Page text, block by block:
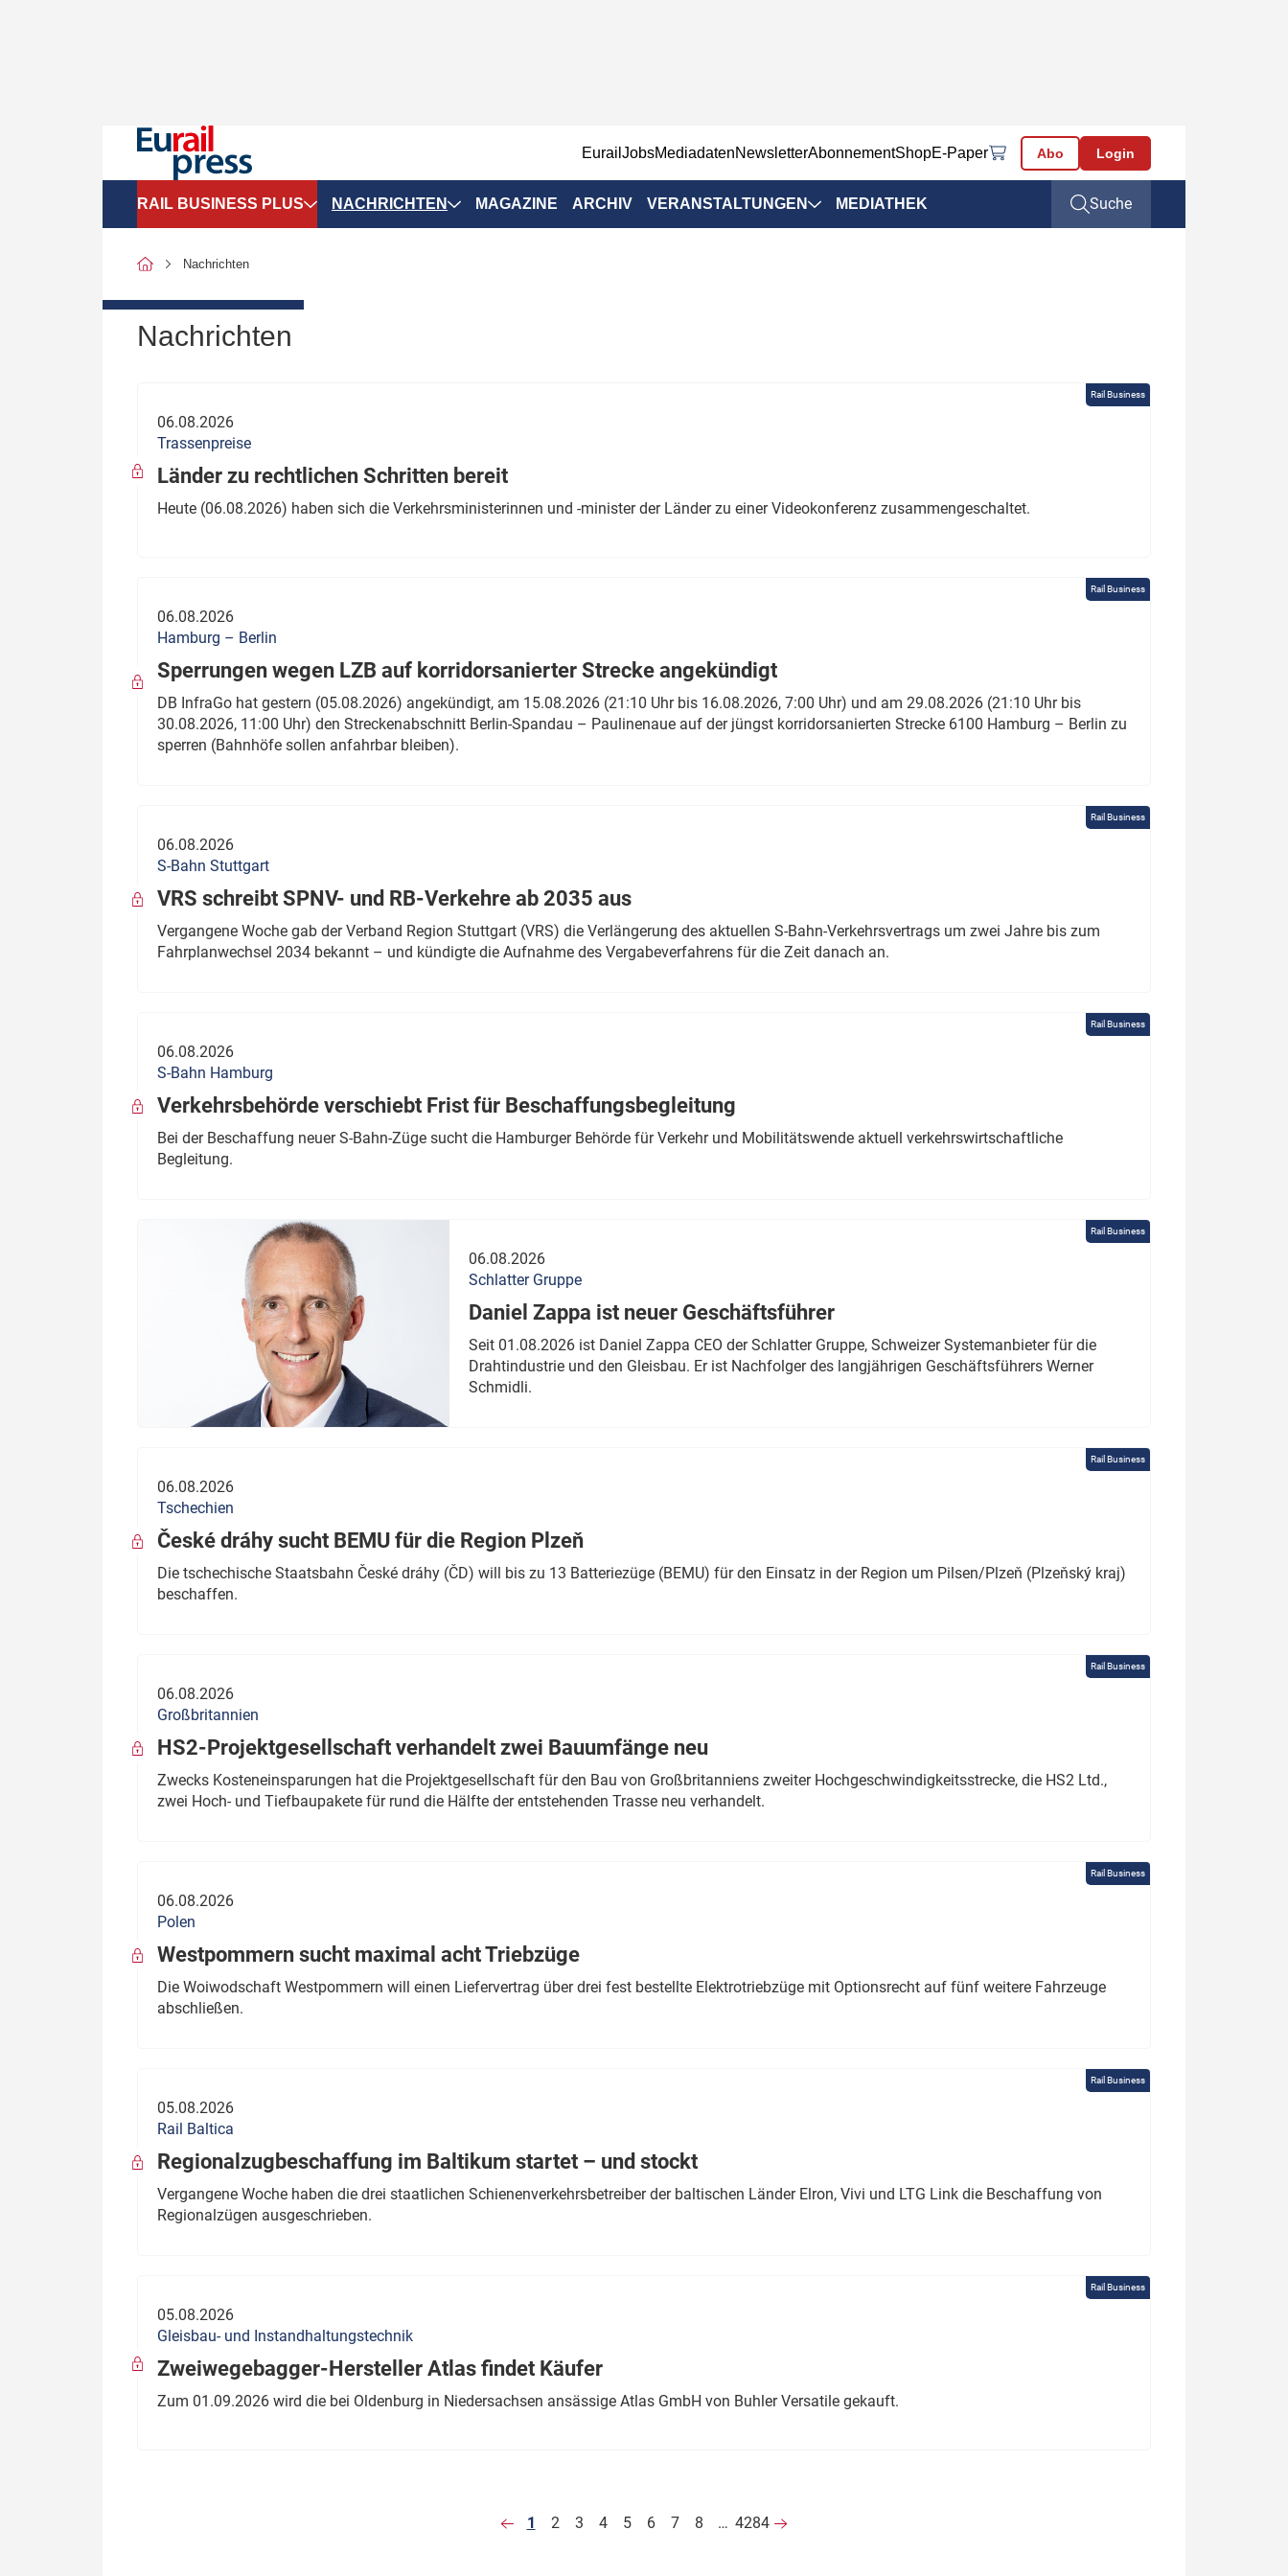
EurailJobsMediadatenNewsletterAbonnementShopE-Paper Abo Login
RAIL BUSINESS PLUS
SPNV-Marktdaten
Politik
wen?
Thema des Monats
Dossier: Generalsanierung
Dossier: ETCS
Dossier:
NACHRICHTEN MAGAZINE ARCHIV VERANSTALTUNGEN MEDIATHEK Suche
Nachrichten
Nachrichten
Rail Business
06.08.2026
Trassenpreise
Länder zu rechtlichen Schritten bereit
Heute (06.08.2026) haben sich die Verkehrsministerinnen und -minister der Länder zu einer Videokonferenz zusammengeschaltet.
Rail Business
06.08.2026
Hamburg – Berlin
Sperrungen wegen LZB auf korridorsanierter Strecke angekündigt
DB InfraGo hat gestern (05.08.2026) angekündigt, am 15.08.2026 (21:10 Uhr bis 16.08.2026, 7:00 Uhr) und am 29.08.2026 (21:10 Uhr bis
30.08.2026, 11:00 Uhr) den Streckenabschnitt Berlin-Spandau – Paulinenaue auf der jüngst korridorsanierten Strecke 6100 Hamburg – Berlin zu
sperren (Bahnhöfe sollen anfahrbar bleiben).
Rail Business
06.08.2026
S-Bahn Stuttgart
VRS schreibt SPNV- und RB-Verkehre ab 2035 aus
Vergangene Woche gab der Verband Region Stuttgart (VRS) die Verlängerung des aktuellen S-Bahn-Verkehrsvertrags um zwei Jahre bis zum
Fahrplanwechsel 2034 bekannt – und kündigte die Aufnahme des Vergabeverfahrens für die Zeit danach an.
Rail Business
06.08.2026
S-Bahn Hamburg
Verkehrsbehörde verschiebt Frist für Beschaffungsbegleitung
Bei der Beschaffung neuer S-Bahn-Züge sucht die Hamburger Behörde für Verkehr und Mobilitätswende aktuell verkehrswirtschaftliche
Begleitung.
Rail Business
06.08.2026
Schlatter Gruppe
Daniel Zappa ist neuer Geschäftsführer
Seit 01.08.2026 ist Daniel Zappa CEO der Schlatter Gruppe, Schweizer Systemanbieter für die
Drahtindustrie und den Gleisbau. Er ist Nachfolger des langjährigen Geschäftsführers Werner
Schmidli.
Rail Business
06.08.2026
Tschechien
České dráhy sucht BEMU für die Region Plzeň
Die tschechische Staatsbahn České dráhy (ČD) will bis zu 13 Batteriezüge (BEMU) für den Einsatz in der Region um Pilsen/Plzeň (Plzeňský kraj)
beschaffen.
Rail Business
06.08.2026
Großbritannien
HS2-Projektgesellschaft verhandelt zwei Bauumfänge neu
Zwecks Kosteneinsparungen hat die Projektgesellschaft für den Bau von Großbritanniens zweiter Hochgeschwindigkeitsstrecke, die HS2 Ltd.,
zwei Hoch- und Tiefbaupakete für rund die Hälfte der entstehenden Trasse neu verhandelt.
Rail Business
06.08.2026
Polen
Westpommern sucht maximal acht Triebzüge
Die Woiwodschaft Westpommern will einen Liefervertrag über drei fest bestellte Elektrotriebzüge mit Optionsrecht auf fünf weitere Fahrzeuge
abschließen.
Rail Business
05.08.2026
Rail Baltica
Regionalzugbeschaffung im Baltikum startet – und stockt
Vergangene Woche haben die drei staatlichen Schienenverkehrsbetreiber der baltischen Länder Elron, Vivi und LTG Link die Beschaffung von
Regionalzügen ausgeschrieben.
Rail Business
05.08.2026
Gleisbau- und Instandhaltungstechnik
Zweiwegebagger-Hersteller Atlas findet Käufer
Zum 01.09.2026 wird die bei Oldenburg in Niedersachsen ansässige Atlas GmbH von Buhler Versatile gekauft.
1 2 3 4 5 6 7 8 … 4284